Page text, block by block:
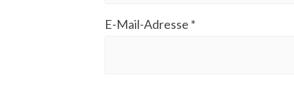
E-Mail-Adresse *